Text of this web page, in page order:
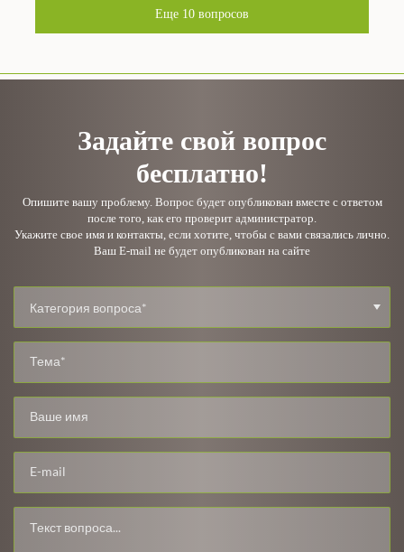
Еще 10 вопросов
Задайте свой вопрос
бесплатно!
Опишите вашу проблему. Вопрос будет опубликован вместе с ответом
после того, как его проверит администратор.
Укажите свое имя и контакты, если хотите, чтобы с вами связались лично.
Ваш E-mail не будет опубликован на сайте
Категория вопроса*